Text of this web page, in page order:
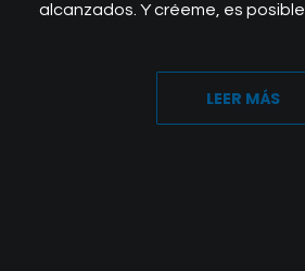
alcanzados. Y créeme, es posible.
LEER MÁS